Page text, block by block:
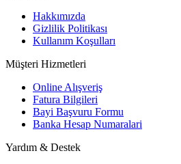
Hakkımızda
Gizlilik Politikası
Kullanım Koşulları
Müşteri Hizmetleri
Online Alışveriş
Fatura Bilgileri
Bayi Başvuru Formu
Banka Hesap Numaralari
Yardım & Destek